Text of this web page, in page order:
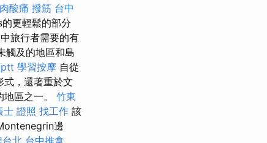
酸痛 撥筋 台中
更輕鬆的部分
旅行者需要的有
觸及的地區和島
ptt 學習按摩 自從
式，還著重於文
區之一。 竹東
士 證照 找工作 該
邊
台北 台中推拿